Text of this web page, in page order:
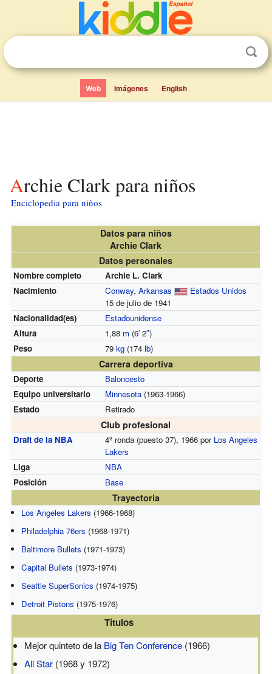
Web Imágenes English
Archie Clark para niños
Enciclopedia para niños
Datos para niños
Archie Clark
Datos personales
Nombre completo
Archie L. Clark
Nacimiento
Conway, Arkansas
Estados Unidos
15 de julio de 1941
Nacionalidad(es)
Estadounidense
Altura
1,88 m (6′2″)
Peso
79 kg(174 lb)
Carrera deportiva
Deporte
Baloncesto
Equipo universitario
Minnesota(1963-1966)
Estado
Retirado
Club profesional
Draft de la NBA 4º ronda (puesto 37), 1966 por Los Angeles
Lakers
Liga
NBA
Posición
Base
Trayectoria
Los Angeles Lakers (1966-1968)
Philadelphia 76ers (1968-1971)
Baltimore Bullets (1971-1973)
Capital Bullets (1973-1974)
Seattle SuperSonics (1974-1975)
Detroit Pistons (1975-1976)
Títulos
Mejor quinteto de la Big Ten Conference (1966)
All Star (1968 y 1972)